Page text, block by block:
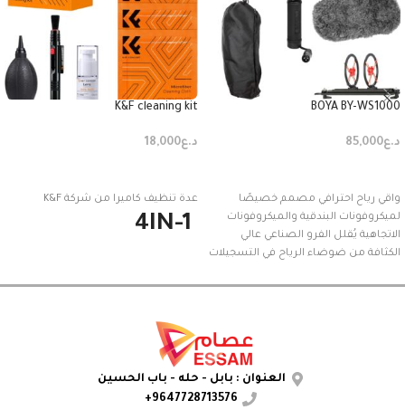
BOYA BY-WS1000
د.ع85,000
واقي رياح احترافي مصمم خصيصًا
لميكروفونات البندقية والميكروفونات
الاتجاهية يُقلل الفرو الصناعي عالي
الكثافة من ضوضاء الرياح في التسجيلات
K&F cleaning kit
د.ع18,000
عدة تنظيف كاميرا من شركة K&F
العنوان : بابل - حله - باب الحسين
9647728713576+